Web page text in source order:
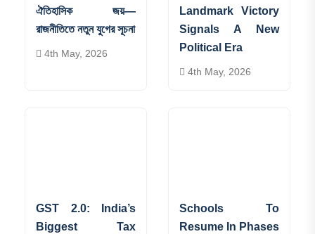
ঐতিহাসিক জয়—
রাজনীতিতে নতুন যুগের সূচনা
4th May, 2026
Landmark Victory
Signals A New
Political Era
4th May, 2026
GST 2.0: India’s
Biggest Tax
Schools To
Resume In Phases